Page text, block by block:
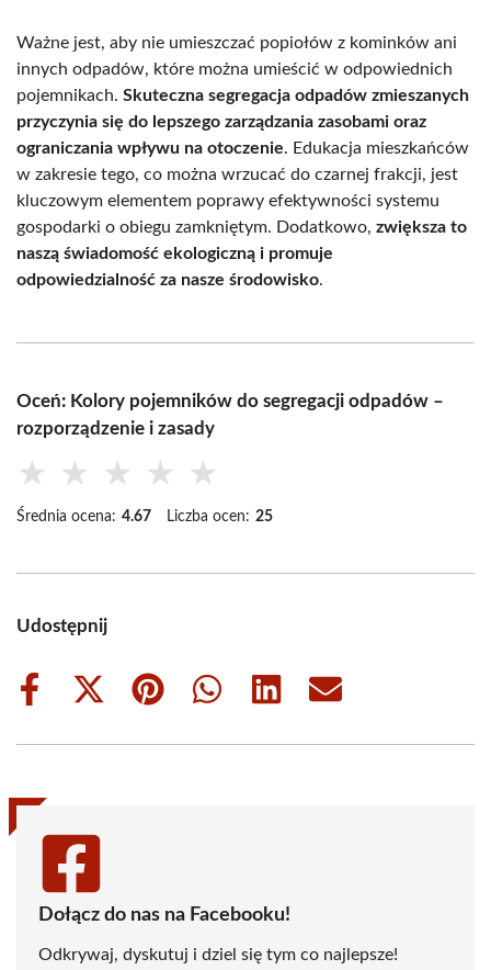
Ważne jest, aby nie umieszczać popiołów z kominków ani
innych odpadów, które można umieścić w odpowiednich
pojemnikach. Skuteczna segregacja odpadów zmieszanych
przyczynia się do lepszego zarządzania zasobami oraz
ograniczania wpływu na otoczenie. Edukacja mieszkańców
w zakresie tego, co można wrzucać do czarnej frakcji, jest
kluczowym elementem poprawy efektywności systemu
gospodarki o obiegu zamkniętym. Dodatkowo, zwiększa to
naszą świadomość ekologiczną i promuje
odpowiedzialność za nasze środowisko.
Oceń: Kolory pojemników do segregacji odpadów –
rozporządzenie i zasady
★ ★ ★ ★ ★
Średnia ocena: 4.67 Liczba ocen: 25
Udostępnij
Share
Share
(Twitter)
Share
Share
Share
Share
Dołącz do nas na Facebooku!
Odkrywaj, dyskutuj i dziel się tym co najlepsze!